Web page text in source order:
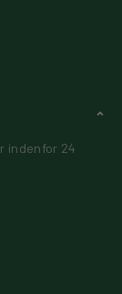
indenfor 24